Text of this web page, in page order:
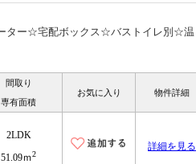
ター☆宅配ボックス☆バストイレ別☆温
間取り
専有面積
お気に入り 物件詳細
2LDK
51.09ｍ2
詳細を見る